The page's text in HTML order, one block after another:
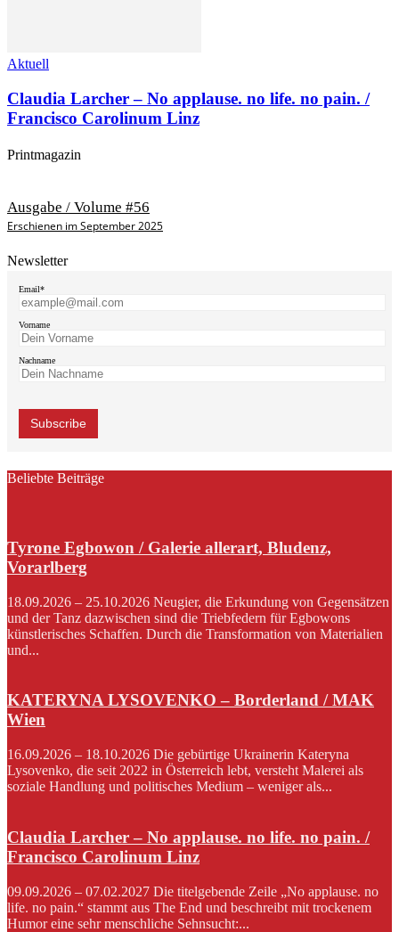
Aktuell
Claudia Larcher – No applause. no life. no pain. /
Francisco Carolinum Linz
Printmagazin
Ausgabe / Volume #56
Erschienen im September 2025
Newsletter
Email*
Vorname
Nachname
Beliebte Beiträge
Tyrone Egbowon / Galerie allerart, Bludenz,
Vorarlberg
18.09.2026 – 25.10.2026 Neugier, die Erkundung von Gegensätzen
und der Tanz dazwischen sind die Triebfedern für Egbowons
künstlerisches Schaffen. Durch die Transformation von Materialien
und...
KATERYNA LYSOVENKO – Borderland / MAK
Wien
16.09.2026 – 18.10.2026 Die gebürtige Ukrainerin Kateryna
Lysovenko, die seit 2022 in Österreich lebt, versteht Malerei als
soziale Handlung und politisches Medium – weniger als...
Claudia Larcher – No applause. no life. no pain. /
Francisco Carolinum Linz
09.09.2026 – 07.02.2027 Die titelgebende Zeile „No applause. no
life. no pain.“ stammt aus The End und beschreibt mit trockenem
Humor eine sehr menschliche Sehnsucht:...